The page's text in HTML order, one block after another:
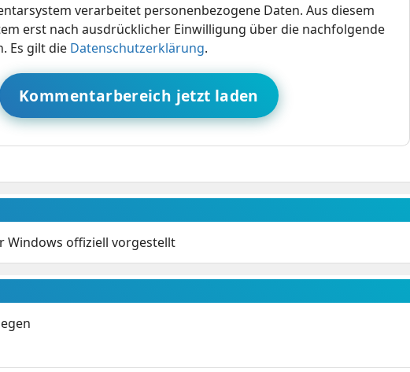
verarbeitet personenbezogene Daten. Aus diesem
erst nach ausdrücklicher Einwilligung über die nachfolgende
Es gilt die Datenschutzerklärung.
Kommentarbereich jetzt laden
Windows offiziell vorgestellt